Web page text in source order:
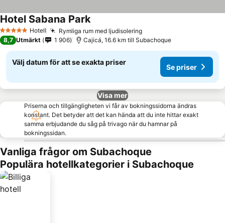
5 Stjärnor Hotell Rymliga rum med ljudisolering
Hotel Sabana Park
8,7 Utmärkt 1 906 Cajicá, 16.6 km till Subachoque
Välj datum för att se exakta priser
Se priser
Visa mer
Priserna och tillgängligheten vi får av bokningssidorna ändras
konstant. Det betyder att det kan hända att du inte hittar exakt
samma erbjudande du såg på trivago när du hamnar på
bokningssidan.
Vanliga frågor om Subachoque
Populära hotellkategorier i Subachoque